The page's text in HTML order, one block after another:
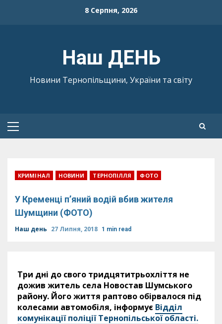
8 Серпня, 2026
Наш ДЕНЬ
Новини Тернопільщини, України та світу
Primary
КРИМІНАЛ НОВИНИ ТЕРНОПІЛЛЯ ФОТО
У Кременці п’яний водій вбив жителя
Шумщини (ФОТО)
Наш день 27 Липня, 2018 1 min read
Три дні до свого тридцятитрьохліття не
дожив житель села Новостав Шумського
району. Його життя раптово обірвалося під
колесами автомобіля, інформує Відділ
комунікації поліції Тернопільської області.